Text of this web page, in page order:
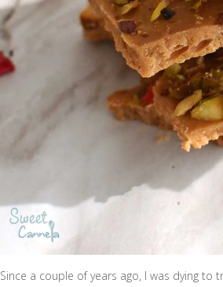
Since a couple of years ago, I was dying to